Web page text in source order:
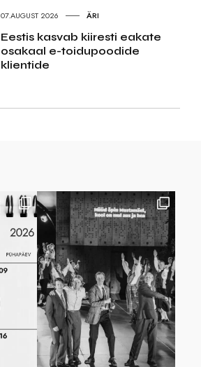
07.AUGUST 2026 ÄRI
Eestis kasvab kiiresti eakate
osakaal e-toidupoodide
klientide